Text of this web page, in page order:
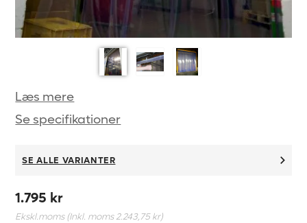
Læs mere
Se specifikationer
SE ALLE VARIANTER
1.795 kr
Ekskl.moms (Inkl. moms2.243,75 kr)